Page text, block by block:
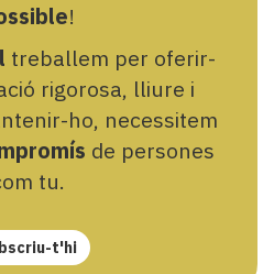
!
treballem per oferir-
rigorosa, lliure i
ho, necessitem
de persones
tu.
t'hi